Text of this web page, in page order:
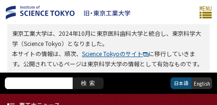
東京工業大学は、2024年10月に東京医科歯科大学と統合し、東京科学大
学（Science Tokyo）となりました。
本サイトの情報は、順次、 Science Tokyoのサイト
に移行していきま
す。公開されているページは東京科学大学の情報として有効なものです。
検索 日本語 English